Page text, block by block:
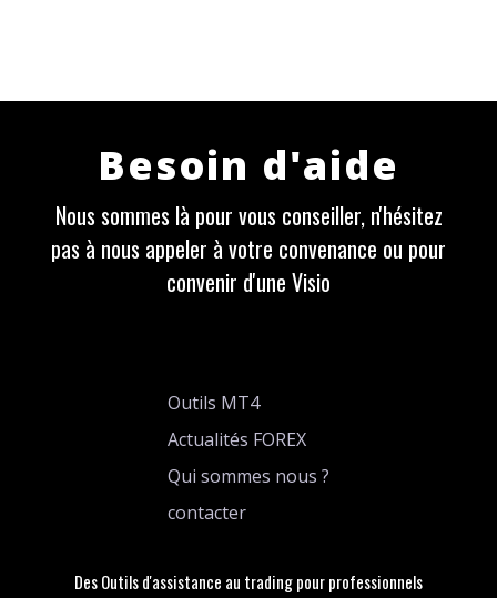
Besoin d'aide
Nous sommes là pour vous conseiller, n'hésitez
pas à nous appeler à votre convenance ou pour
convenir d'une Visio
Outils MT4
Actualités FOREX
Qui sommes nous ?
contacter
Des Outils d'assistance au trading pour professionnels